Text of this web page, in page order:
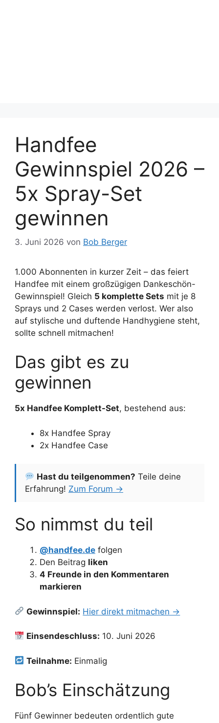
Handfee
Gewinnspiel 2026 –
5x Spray-Set
gewinnen
3. Juni 2026 von Bob Berger
1.000 Abonnenten in kurzer Zeit – das feiert
Handfee mit einem großzügigen Dankeschön-
Gewinnspiel! Gleich 5 komplette Sets mit je 8
Sprays und 2 Cases werden verlost. Wer also
auf stylische und duftende Handhygiene steht,
sollte schnell mitmachen!
Das gibt es zu
gewinnen
5x Handfee Komplett-Set, bestehend aus:
8x Handfee Spray
2x Handfee Case
Hast du teilgenommen? Teile deine
Erfahrung! Zum Forum →
So nimmst du teil
@handfee.de folgen
Den Beitrag liken
4 Freunde in den Kommentaren
markieren
Gewinnspiel: Hier direkt mitmachen →
Einsendeschluss: 10. Juni 2026
Teilnahme: Einmalig
Bob’s Einschätzung
Fünf Gewinner bedeuten ordentlich gute